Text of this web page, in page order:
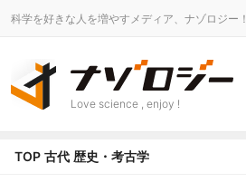
科学を好きな人を増やすメディア、ナゾロジー！
Love science , enjoy !
TOP 古代 歴史・考古学